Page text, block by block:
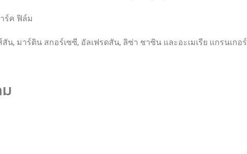
ร์ค ฟิล์ม
, มาร์ติน สกอร์เซซี, อัลเฟรดสัน, ลิซ่า ชาซิน และอะเมเรีย แกรนเกอร์